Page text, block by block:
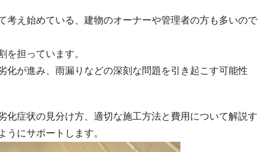
考え始めている、建物のオーナーや管理者の方も多いので
を担っています。
化が進み、雨漏りなどの深刻な問題を引き起こす可能性
化症状の見分け方、適切な施工方法と費用について解説す
うにサポートします。